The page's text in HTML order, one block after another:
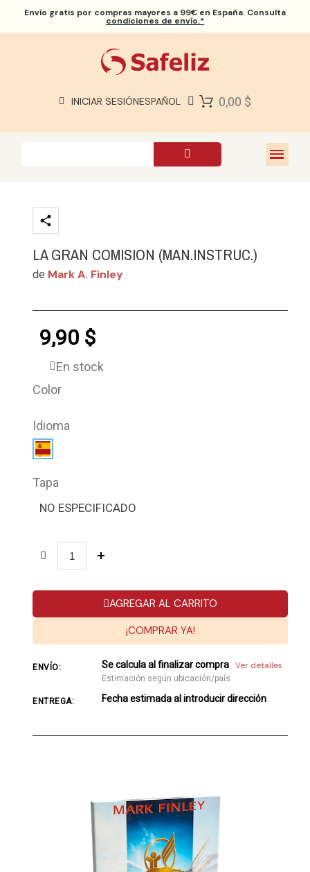
Envío gratis por compras mayores a 99€ en España. Consulta
condiciones de envío.*
INICIAR SESIÓNESPAÑOL 0,00 $
LA GRAN COMISION (MAN.INSTRUC.)
de Mark A. Finley
9,90 $
En stock
Color
Idioma
Tapa
NO ESPECIFICADO
AGREGAR AL CARRITO
¡COMPRAR YA!
ENVÍO: Se calcula al finalizar compra Ver detalles
Estimación según ubicación/país
ENTREGA: Fecha estimada al introducir dirección